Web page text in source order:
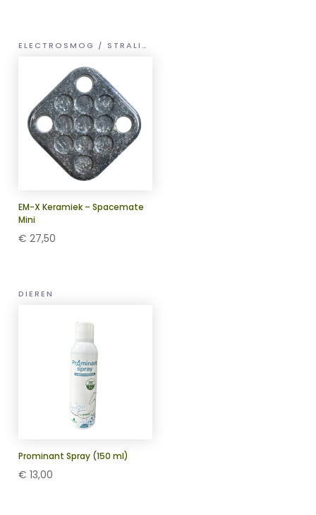
ELECTROSMOG / STRALING HULP
EM-X Keramiek – Spacemate
Mini
€ 27,50
DIEREN
Prominant Spray (150 ml)
€ 13,00